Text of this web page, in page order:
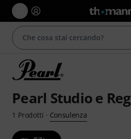
Pearl Studio e
1 Prodotti · Consulenza